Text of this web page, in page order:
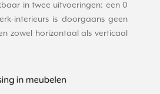
in twee uitvoeringen: een 0
interieurs is doorgaans geen
zowel horizontaal als verticaal